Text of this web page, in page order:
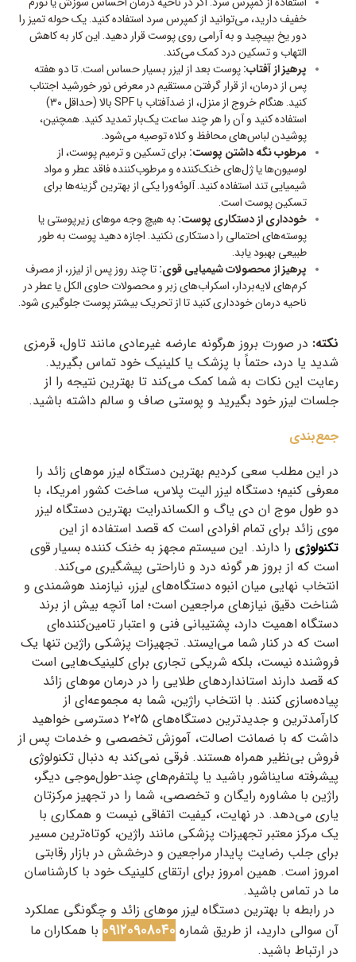
خفیف دارید، می‌توانید از کمپرس سرد استفاده کنید. یک حوله تمیز را
دور یخ بپیچید و به آرامی روی پوست قرار دهید. این کار به کاهش
التهاب و تسکین درد کمک می‌کند.
پرهیز از آفتاب: پوست بعد از لیزر بسیار حساس است. تا دو هفته
پس از درمان، از قرار گرفتن مستقیم در معرض نور خورشید اجتناب
کنید. هنگام خروج از منزل، از ضدآفتاب با SPF بالا (حداقل ۳۰)
استفاده کنید و آن را هر چند ساعت یک‌بار تمدید کنید. همچنین،
پوشیدن لباس‌های محافظ و کلاه توصیه می‌شود.
مرطوب نگه داشتن پوست: برای تسکین و ترمیم پوست، از
لوسیون‌ها یا ژل‌های خنک‌کننده و مرطوب‌کننده فاقد عطر و مواد
شیمیایی تند استفاده کنید. آلوئه‌ورا یکی از بهترین گزینه‌ها برای
تسکین پوست است.
خودداری از دستکاری پوست: به هیچ وجه موهای زیرپوستی یا
پوسته‌های احتمالی را دستکاری نکنید. اجازه دهید پوست به طور
طبیعی بهبود یابد.
پرهیز از محصولات شیمیایی قوی:تا چند روز پس از لیزر، از مصرف
کرم‌های لایه‌بردار، اسکراب‌های زبر و محصولات حاوی الکل یا عطر در
ناحیه درمان خودداری کنید تا از تحریک بیشتر پوست جلوگیری شود.
نکته: در صورت بروز هرگونه عارضه غیرعادی مانند تاول، قرمزی
شدید یا درد، حتماً با پزشک یا کلینیک خود تماس بگیرید.
رعایت این نکات به شما کمک می‌کند تا بهترین نتیجه را از
جلسات لیزر خود بگیرید و پوستی صاف و سالم داشته باشید.
جمع‌بندی
در این مطلب سعی کردیم بهترین دستگاه لیزر موهای زائد را
معرفی کنیم؛ دستگاه لیزر الیت پلاس، ساخت کشور امریکا، با
دو طول موج ان دی یاگ و الکساندرایت بهترین دستگاه لیزر
موی زائد برای تمام افرادی است که قصد استفاده از این
تکنولوژی را دارند. این سیستم مجهز به خنک کننده بسیار قوی
است که از بروز هر گونه درد و ناراحتی پیشگیری می‌کند.
انتخاب نهایی میان انبوه دستگاه‌های لیزر، نیازمند هوشمندی و
شناخت دقیق نیازهای مراجعین است؛ اما آنچه بیش از برند
دستگاه اهمیت دارد، پشتیبانی فنی و اعتبار تامین‌کننده‌ای
است که در کنار شما می‌ایستد. تجهیزات پزشکی راژین تنها یک
فروشنده نیست، بلکه شریکی تجاری برای کلینیک‌هایی است
که قصد دارند استانداردهای طلایی را در درمان موهای زائد
پیاده‌سازی کنند. با انتخاب راژین، شما به مجموعه‌ای از
کارآمدترین و جدیدترین دستگاه‌های ۲۰۲۵ دسترسی خواهید
داشت که با ضمانت اصالت، آموزش تخصصی و خدمات پس از
فروش بی‌نظیر همراه هستند. فرقی نمی‌کند به دنبال تکنولوژی
پیشرفته سایناشور باشید یا پلتفرم‌های چند-طول‌موجی دیگر،
راژین با مشاوره رایگان و تخصصی، شما را در تجهیز مرکزتان
یاری می‌دهد. در نهایت، کیفیت اتفاقی نیست و همکاری با
یک مرکز معتبر تجهیزات پزشکی مانند راژین، کوتاه‌ترین مسیر
برای جلب رضایت پایدار مراجعین و درخشش در بازار رقابتی
امروز است. همین امروز برای ارتقای کلینیک خود با کارشناسان
ما در تماس باشید.
در رابطه با بهترین دستگاه لیزر موهای زائد و چگونگی عملکرد
آن سوالی دارید، از طریق شماره ۰۹۱۲۰۹۰۸۰۴۰ با همکاران ما
در ارتباط باشید.